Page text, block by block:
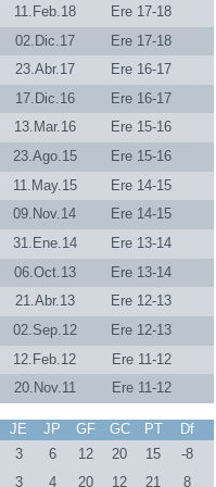
11.Feb.18
Ere 17-18
02.Dic.17
Ere 17-18
23.Abr.17
Ere 16-17
17.Dic.16
Ere 16-17
13.Mar.16
Ere 15-16
23.Ago.15
Ere 15-16
11.May.15
Ere 14-15
09.Nov.14
Ere 14-15
31.Ene.14
Ere 13-14
06.Oct.13
Ere 13-14
21.Abr.13
Ere 12-13
02.Sep.12
Ere 12-13
12.Feb.12
Ere 11-12
20.Nov.11 Ere 11-12
JE JP GF GC PT
Df
3 6 12 20 15
-8
3 4 20 12 21 8